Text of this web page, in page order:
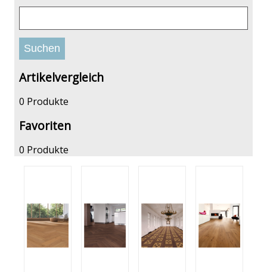
Artikelvergleich
0 Produkte
Favoriten
0 Produkte